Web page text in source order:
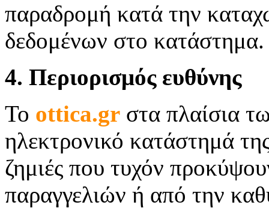
παραδρομή κατά την
δεδομένων στο κατάστημα.
4. Περιορισμός ευθύνης
Το ottica.gr στα πλαίσια
ηλεκτρονικό κατάστημά
ζημιές που τυχόν
παραγγελιών ή από την